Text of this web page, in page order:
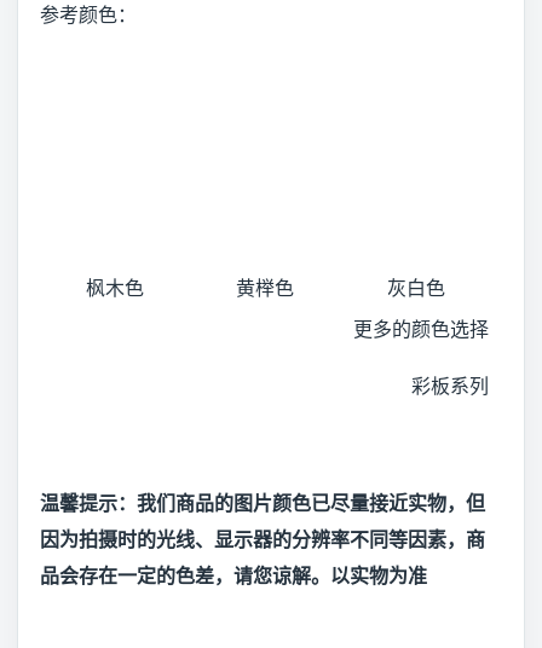
参考颜色：
枫木色 黄榉色
灰白色
更多的颜色选择
彩板系列
温馨提示：我们商品的图片颜色已尽量接近实物，但
因为拍摄时的光线、显示器的分辨率不同等因素，商
品会存在一定的色差，请您谅解。以实物为准